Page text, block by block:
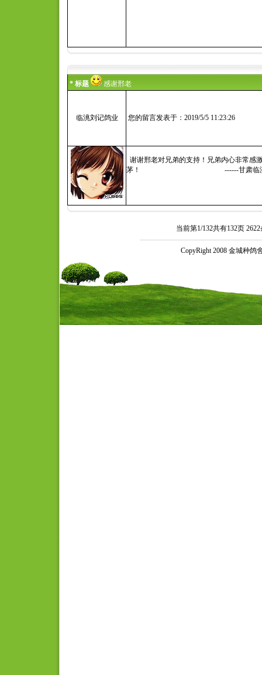
* 标题 感谢邢老
临洮刘记鸽业 您的留言发表于：2019/5/5 11:23:26
谢谢邢老对兄弟的支持！兄弟内心非常感
茅！ ------甘肃临洮刘
当前第1/132共有132页
CopyRight 2008 金城种鸽